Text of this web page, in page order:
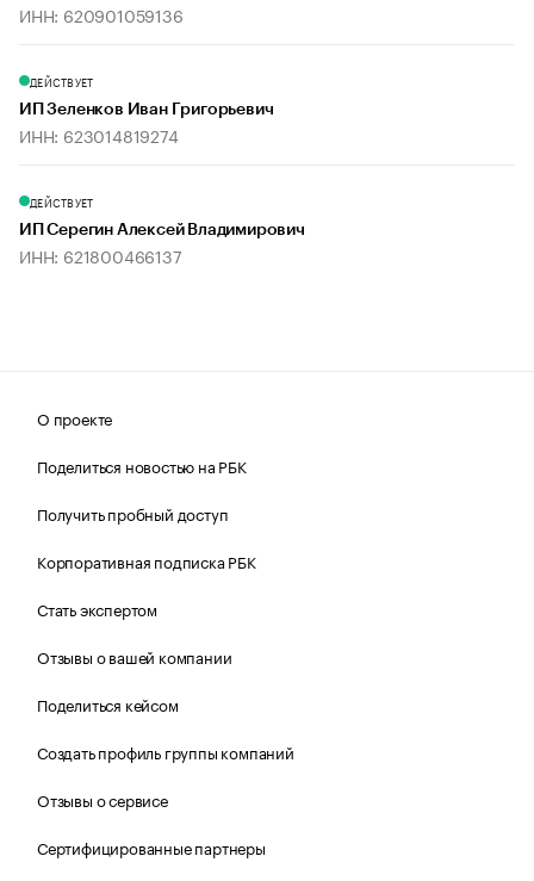
ИНН: 620901059136
ДЕЙСТВУЕТ
ИП Зеленков Иван Григорьевич
ИНН: 623014819274
ДЕЙСТВУЕТ
ИП Серегин Алексей Владимирович
ИНН: 621800466137
О проекте
Поделиться новостью на РБК
Получить пробный доступ
Корпоративная подписка РБК
Стать экспертом
Отзывы о вашей компании
Поделиться кейсом
Создать профиль группы компаний
Отзывы о сервисе
Сертифицированные партнеры